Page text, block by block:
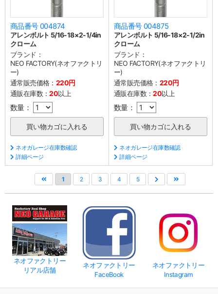
商品番号 004874
アレンボルト 5/16-18×2-1/4in
クローム
ブランド：
NEO FACTORY(ネオファクトリ
ー)
通常販売価格： 220円
通販在庫数：20以上
数量：
ネオガレージ在庫数確認
詳細ページ
商品番号 004875
アレンボルト 5/16-18×2-1/2in
クローム
ブランド：
NEO FACTORY(ネオファクトリ
ー)
通常販売価格： 220円
通販在庫数：20以上
数量：
ネオガレージ在庫数確認
詳細ページ
1 2 3 4 5
ネオファクトリー
リアル店舗
ネオファクトリー
FaceBook
ネオファクトリー
Instagram